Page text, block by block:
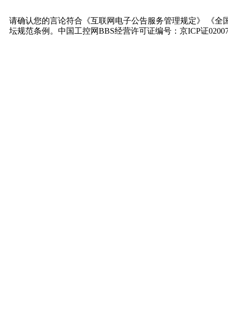
请确认您的言论符合《互联网电子公告服务管理规定》 《
坛规范条例。中国工控网BBS经营许可证编号：京ICP证